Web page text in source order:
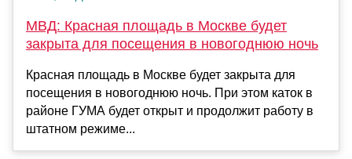
МВД: Красная площадь в Москве будет
закрыта для посещения в новогоднюю ночь
Красная площадь в Москве будет закрыта для
посещения в новогоднюю ночь. При этом каток в
районе ГУМА будет открыт и продолжит работу в
штатном режиме...